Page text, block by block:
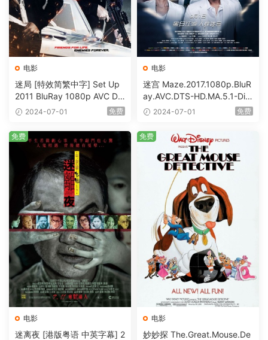
电影
迷局 [特效简繁中字] Set Up
2011 BluRay 1080p AVC DT
S-HD MA5.1-shhaclm@CHD
2024-07-01 免费
电影
迷宫 Maze.2017.1080p.BluR
ay.AVC.DTS-HD.MA.5.1-DiY
@HDHome [BDISO 19.7GB]
2024-07-01 免费
电影
迷离夜 [港版粤语 中英字幕] 2
免费
电影
妙妙探 The.Great.Mouse.De
免费